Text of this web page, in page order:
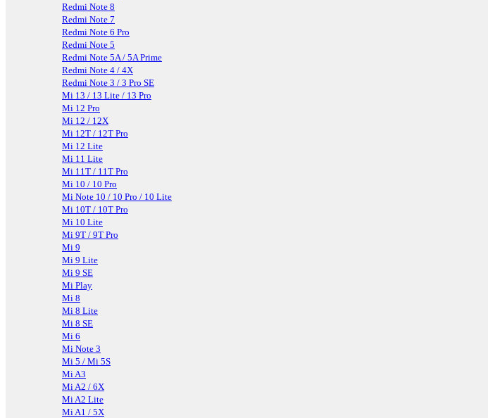
Redmi Note 8
Redmi Note 7
Redmi Note 6 Pro
Redmi Note 5
Redmi Note 5A / 5A Prime
Redmi Note 4 / 4X
Redmi Note 3 / 3 Pro SE
Mi 13 / 13 Lite / 13 Pro
Mi 12 Pro
Mi 12 / 12X
Mi 12T / 12T Pro
Mi 12 Lite
Mi 11 Lite
Mi 11T / 11T Pro
Mi 10 / 10 Pro
Mi Note 10 / 10 Pro / 10 Lite
Mi 10T / 10T Pro
Mi 10 Lite
Mi 9T / 9T Pro
Mi 9
Mi 9 Lite
Mi 9 SE
Mi Play
Mi 8
Mi 8 Lite
Mi 8 SE
Mi 6
Mi Note 3
Mi 5 / Mi 5S
Mi A3
Mi A2 / 6X
Mi A2 Lite
Mi A1 / 5X